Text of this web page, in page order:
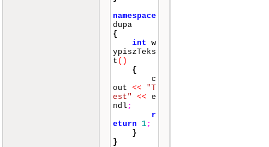
namespace
dupa
{
int w
ypiszTeks
t ()
{
c
out <<
"T
est"
<< e
ndl ;
r
eturn
1;
}
}